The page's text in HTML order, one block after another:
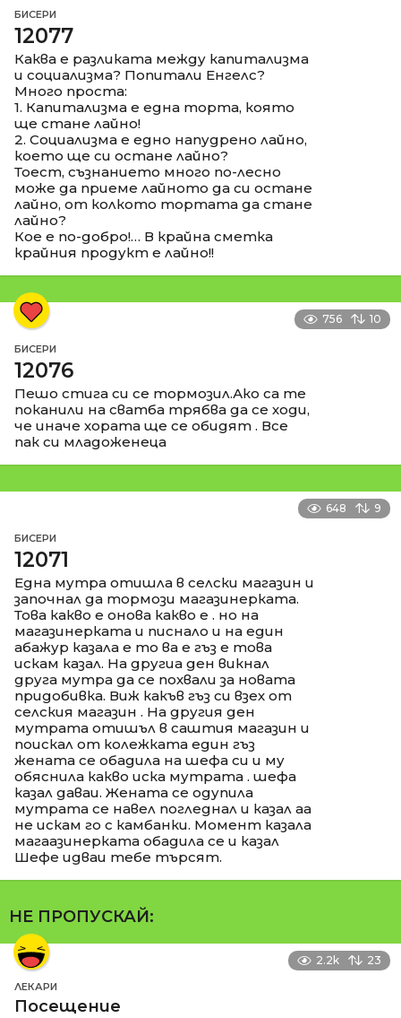
БИСЕРИ
12077
Каква е разликата между капитализма
и социализма? Попитали Енгелс?
Много проста:
1. Капитализма е една торта, която
ще стане лайно!
2. Социализма е едно напудрено лайно,
което ще си остане лайно?
Тоест, съзнанието много по-лесно
може да приеме лайното да си остане
лайно, от колкото тортата да стане
лайно?
Кое е по-добро!… В крайна сметка
крайния продукт е лайно!!
756 10
БИСЕРИ
12076
Пешо стига си се тормозил.Ако са те
поканили на сватба трябва да се ходи,
че иначе хората ще се обидят . Все
пак си младоженеца
648 9
БИСЕРИ
12071
Една мутра отишла в селски магазин и
започнал да тормози магазинерката.
Това какво е онова какво е . но на
магазинерката и писнало и на един
абажур казала е то ва е гъз е това
искам казал. На другиа ден викнал
друга мутра да се похвали за новата
придобивка. Виж какъв гъз си взех от
селския магазин . На другия ден
мутрата отишъл в саштия магазин и
поискал от колежката един гъз
жената се обадила на шефа си и му
обяснила какво иска мутрата . шефа
казал даваи. Жената се одупила
мутрата се навел погледнал и казал аа
не искам го с камбанки. Момент казала
магаазинерката обадила се и казал
Шефе идваи тебе търсят.
НЕ ПРОПУСКАЙ:
2.2k 23
ЛЕКАРИ
Посещение